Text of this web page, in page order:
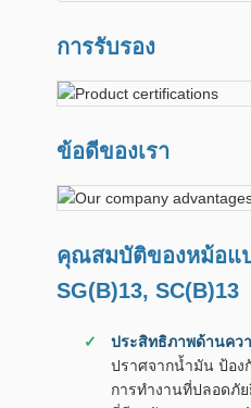
การรับรอง
ข้อดีของเรา
คุณสมบัติของหม้อแ
SG(B)13, SC(B)13
ประสิทธิภาพด้านคว
ปราศจากน้ำมัน ป้อง
การทำงานที่ปลอดภั